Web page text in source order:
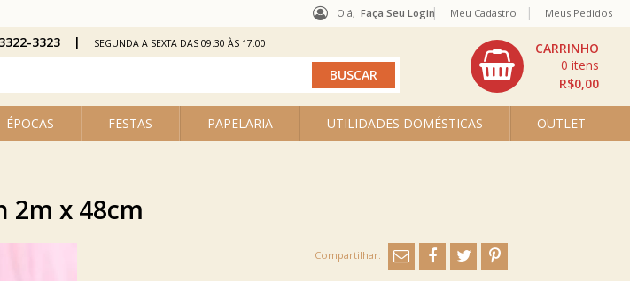
Olá, Faça Seu Login Meu Cadastro Meus Pedidos
ÉPOCAS FESTAS PAPELARIA UTILIDADES DOMÉSTICAS OUTLET
3323 SEGUNDA A SEXTA DAS 09:30 ÀS 17:00
R$0,00
0
2m x 48cm